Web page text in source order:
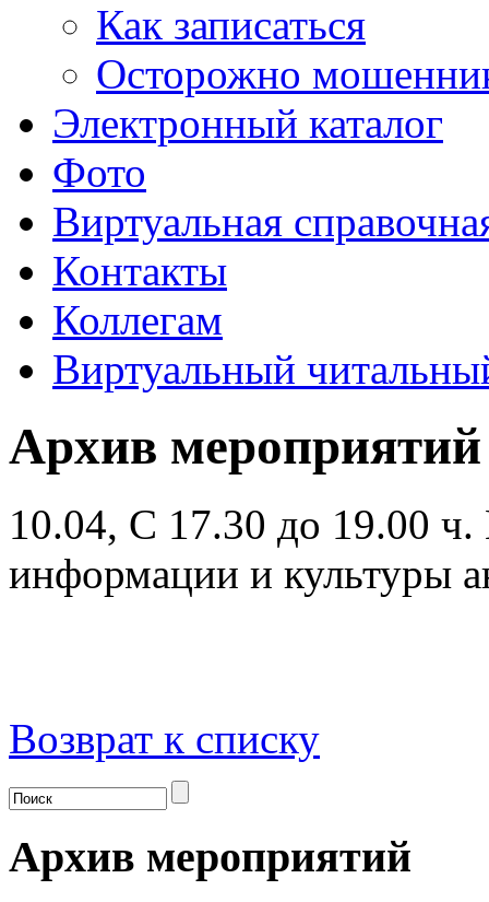
Как записаться
Осторожно
Электронный каталог
Фото
Виртуальная
Контакты
Коллегам
Виртуальный
Архив мероприятий
10.04, С 17.30 до 19.00 ч.
информации и культуры
Возврат к списку
Архив мероприятий